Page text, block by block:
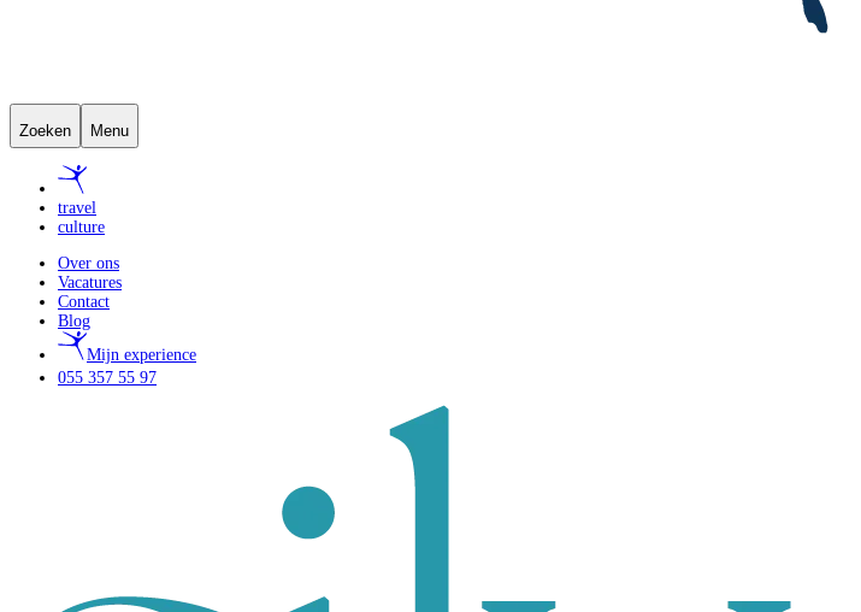
Zoeken Menu
travel
culture
Over ons
Vacatures
Contact
Blog
Mijn experience
055 357 55 97